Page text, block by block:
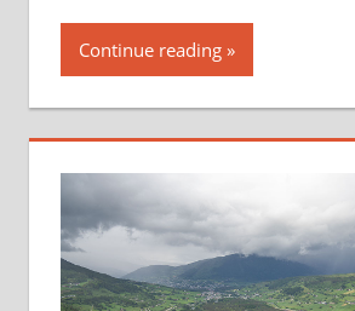
Continue reading